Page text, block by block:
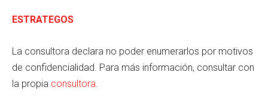
ESTRATEGOS
La consultora declara no poder enumerarlos por motivos
de confidencialidad. Para más información, consultar con
la propia consultora.